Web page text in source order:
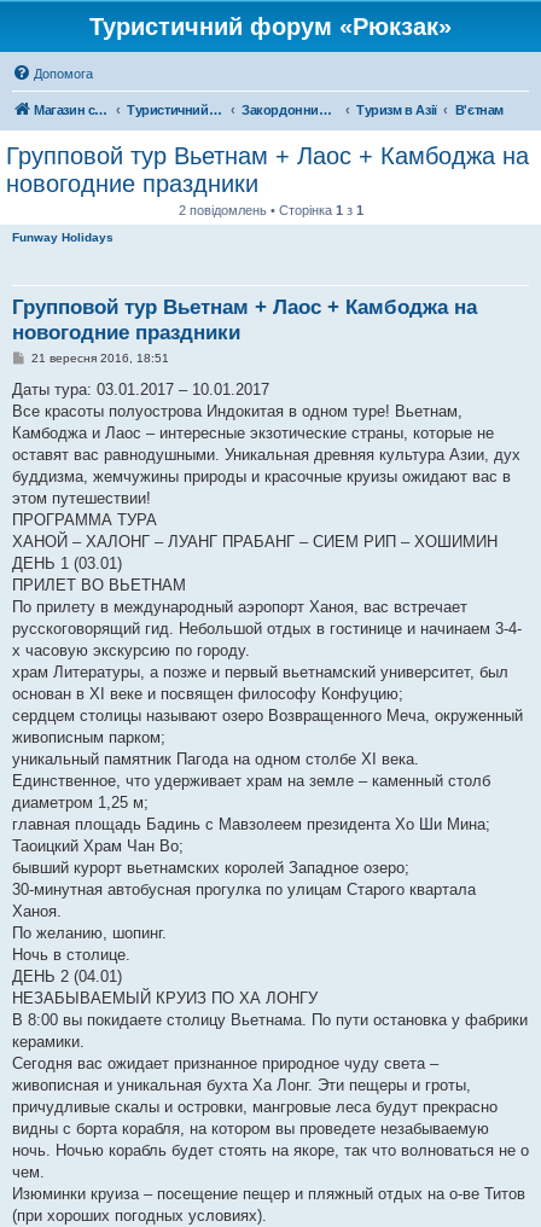
Туристичний форум «Рюкзак»
Допомога
Магазин спорядження Туристичний форум «Рюкзак» Закордонний туризм Туризм в Азії В'єтнам
Групповой тур Вьетнам + Лаос + Камбоджа на
новогодние праздники
2 повідомлень • Сторінка 1 з 1
Funway Holidays
Групповой тур Вьетнам + Лаос + Камбоджа на
новогодние праздники
П
в
д
о
л
е
н
н
я
21 вересня 2016, 18:51
Даты тура: 03.01.2017 – 10.01.2017
Все красоты полуострова Индокитая в одном туре! Вьетнам,
Камбоджа и Лаос – интересные экзотические страны, которые не
оставят вас равнодушными. Уникальная древняя культура Азии, дух
буддизма, жемчужины природы и красочные круизы ожидают вас в
этом путешествии!
ПРОГРАММА ТУРА
ХАНОЙ – ХАЛОНГ – ЛУАНГ ПРАБАНГ – СИЕМ РИП – ХОШИМИН
ДЕНЬ 1 (03.01)
ПРИЛЕТ ВО ВЬЕТНАМ
По прилету в международный аэропорт Ханоя, вас встречает
русскоговорящий гид. Небольшой отдых в гостинице и начинаем 3-4-
х часовую экскурсию по городу.
храм Литературы, а позже и первый вьетнамский университет, был
основан в XI веке и посвящен философу Конфуцию;
сердцем столицы называют озеро Возвращенного Меча, окруженный
живописным парком;
уникальный памятник Пагода на одном столбе XI века.
Единственное, что удерживает храм на земле – каменный столб
диаметром 1,25 м;
главная площадь Бадинь с Мавзолеем президента Хо Ши Мина;
Таоицкий Храм Чан Во;
бывший курорт вьетнамских королей Западное озеро;
30-минутная автобусная прогулка по улицам Старого квартала
Ханоя.
По желанию, шопинг.
Ночь в столице.
ДЕНЬ 2 (04.01)
НЕЗАБЫВАЕМЫЙ КРУИЗ ПО ХА ЛОНГУ
В 8:00 вы покидаете столицу Вьетнама. По пути остановка у фабрики
керамики.
Сегодня вас ожидает признанное природное чуду света –
живописная и уникальная бухта Ха Лонг. Эти пещеры и гроты,
причудливые скалы и островки, мангровые леса будут прекрасно
видны с борта корабля, на котором вы проведете незабываемую
ночь. Ночью корабль будет стоять на якоре, так что волноваться не о
чем.
Изюминки круиза – посещение пещер и пляжный отдых на о-ве Титов
(при хороших погодных условиях).